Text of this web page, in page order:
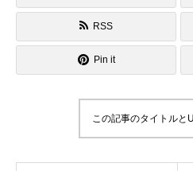
RSS
Pin it
この記事のタイトルと